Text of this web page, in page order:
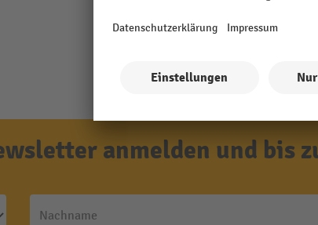
anmelden und bis
Nachname